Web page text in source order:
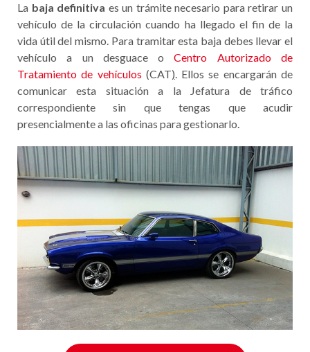
La baja definitiva es un trámite necesario para retirar un
vehículo de la circulación cuando ha llegado el fin de la
vida útil del mismo. Para tramitar esta baja debes llevar el
vehículo a un desguace oCentro Autorizado de
Tratamiento de vehículos (CAT). Ellos se encargarán de
comunicar esta situación a la Jefatura de tráfico
correspondiente sin que tengas que acudir
presencialmente a las oficinas para gestionarlo.